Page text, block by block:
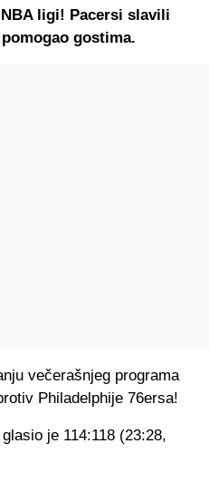
ligi! Pacersi slavili
gostima.
večerašnjeg programa
Philadelphije 76ersa!
je 114:118 (23:28,